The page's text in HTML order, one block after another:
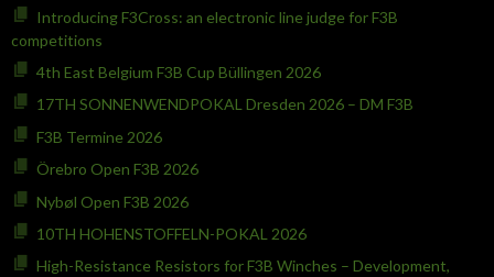
Introducing F3Cross: an electronic line judge for F3B
competitions
4th East Belgium F3B Cup Büllingen 2026
17TH SONNENWENDPOKAL Dresden 2026 – DM F3B
F3B Termine 2026
Örebro Open F3B 2026
Nybøl Open F3B 2026
10TH HOHENSTOFFELN-POKAL 2026
High-Resistance Resistors for F3B Winches – Development,